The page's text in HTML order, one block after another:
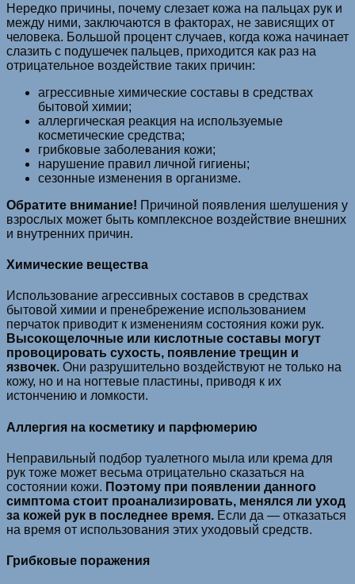
Нередко причины, почему слезает кожа на пальцах рук и
между ними, заключаются в факторах, не зависящих от
человека. Большой процент случаев, когда кожа начинает
слазить с подушечек пальцев, приходится как раз на
отрицательное воздействие таких причин:
агрессивные химические составы в средствах
бытовой химии;
аллергическая реакция на используемые
косметические средства;
грибковые заболевания кожи;
нарушение правил личной гигиены;
сезонные изменения в организме.
Обратите внимание! Причиной появления шелушения у
взрослых может быть комплексное воздействие внешних
и внутренних причин.
Химические вещества
Использование агрессивных составов в средствах
бытовой химии и пренебрежение использованием
перчаток приводит к изменениям состояния кожи рук.
Высокощелочные или кислотные составы могут
провоцировать сухость, появление трещин и
язвочек. Они разрушительно воздействуют не только на
кожу, но и на ногтевые пластины, приводя к их
истончению и ломкости.
Аллергия на косметику и парфюмерию
Неправильный подбор туалетного мыла или крема для
рук тоже может весьма отрицательно сказаться на
состоянии кожи. Поэтому при появлении данного
симптома стоит проанализировать, менялся ли уход
за кожей рук в последнее время. Если да — отказаться
на время от использования этих уходовый средств.
Грибковые поражения